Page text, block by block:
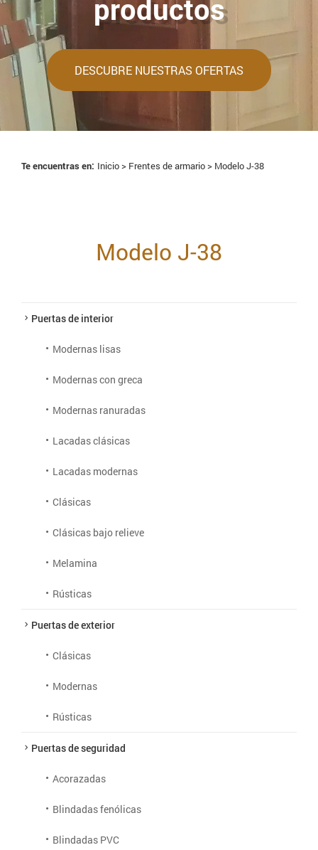
productos
DESCUBRE NUESTRAS OFERTAS
Te encuentras en: Inicio > Frentes de armario> Modelo J-38
Modelo J-38
Puertas de interior
Modernas lisas
Modernas con greca
Modernas ranuradas
Lacadas clásicas
Lacadas modernas
Clásicas
Clásicas bajo relieve
Melamina
Rústicas
Puertas de exterior
Clásicas
Modernas
Rústicas
Puertas de seguridad
Acorazadas
Blindadas fenólicas
Blindadas PVC